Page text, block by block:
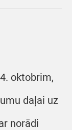
oktobrim,
daļai uz
norādi